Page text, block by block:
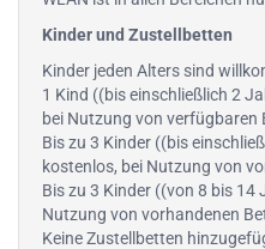
Kinder und Zustellbetten
Kinder jeden Alters sind
1 Kind ((bis einschließlich 2
bei Nutzung von verfügbaren
Bis zu 3 Kinder ((bis
kostenlos, bei Nutzung von
Bis zu 3 Kinder ((von 8 bis
Nutzung von vorhandenen
Keine Zustellbetten